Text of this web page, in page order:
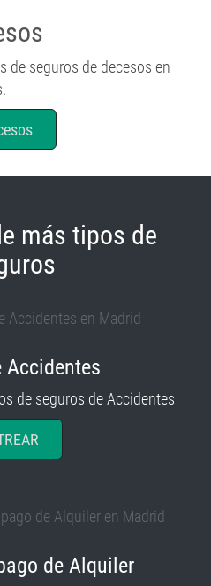
de seguros de decesos en
más tipos de
Accidentes
de seguros de Accidentes
de Alquiler